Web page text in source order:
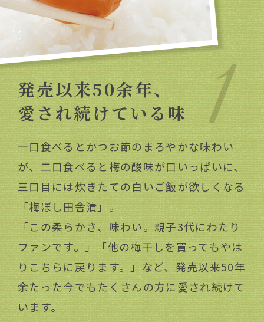
ミのみで全国に広がっていった「梅ぼし
田舎漬」。
コンピュータでの顧客管理
当時はまだコンピュータでの顧客管理シ
ステムなどはなく先駆けてシステム開発
に着手。
その後、なかた独自の顧客管理システム
が誕生し、通信販売を行っている様々な
会社へ広がっていきました。
これにより正確・迅速に商品をお届けで
きるようになり、さらに多くのお客様に
ご愛顧いただくようになりました。
発売以来50余年、
愛され続けている味
一口食べるとかつお節のまろやかな味わい
が、二口食べると梅の酸味が口いっぱいに、
三口目には炊きたての白いご飯が欲しくなる
「梅ぼし田舎漬」。
「この柔らかさ、味わい。親子3代にわたり
ファンです。」「他の梅干しを買ってもやは
りこちらに戻ります。」など、発売以来50年
余たった今でもたくさんの方に愛され続けて
います。